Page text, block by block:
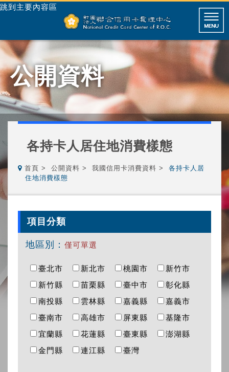
跳到主要內容區
公開資料
各持卡人居住地消費樣態
首頁 公開資料 我國信用卡消費資料
各持卡人居
住地消費樣態
項目分類
地區別： 僅可單選
臺北市 新北市 桃園市
新竹市
新竹縣
苗栗縣 臺中市
彰化縣
南投縣
雲林縣 嘉義縣
嘉義市
臺南市
高雄市 屏東縣
基隆市
宜蘭縣
花蓮縣 臺東縣
澎湖縣
金門縣
連江縣 臺灣